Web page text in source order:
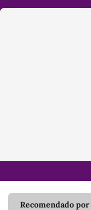
Recomendado por